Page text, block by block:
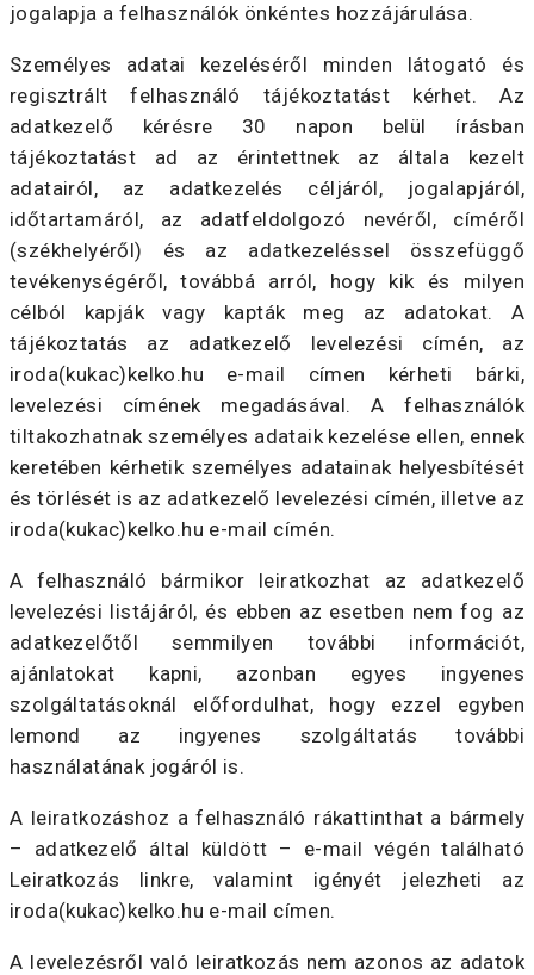
jogalapja a felhasználók önkéntes hozzájárulása.
Személyes adatai kezeléséről minden látogató és
regisztrált felhasználó tájékoztatást kérhet. Az
adatkezelő kérésre 30 napon belül írásban
tájékoztatást ad az érintettnek az általa kezelt
adatairól, az adatkezelés céljáról, jogalapjáról,
időtartamáról, az adatfeldolgozó nevéről, címéről
(székhelyéről) és az adatkezeléssel összefüggő
tevékenységéről, továbbá arról, hogy kik és milyen
célból kapják vagy kapták meg az adatokat. A
tájékoztatás az adatkezelő levelezési címén, az
iroda(kukac)kelko.hu e-mail címen kérheti bárki,
levelezési címének megadásával. A felhasználók
tiltakozhatnak személyes adataik kezelése ellen, ennek
keretében kérhetik személyes adatainak helyesbítését
és törlését is az adatkezelő levelezési címén, illetve az
iroda(kukac)kelko.hu e-mail címén.
A felhasználó bármikor leiratkozhat az adatkezelő
levelezési listájáról, és ebben az esetben nem fog az
adatkezelőtől semmilyen további információt,
ajánlatokat kapni, azonban egyes ingyenes
szolgáltatásoknál előfordulhat, hogy ezzel egyben
lemond az ingyenes szolgáltatás további
használatának jogáról is.
A leiratkozáshoz a felhasználó rákattinthat a bármely
– adatkezelő által küldött – e-mail végén található
Leiratkozás linkre, valamint igényét jelezheti az
iroda(kukac)kelko.hu e-mail címen.
A levelezésről való leiratkozás nem azonos az adatok